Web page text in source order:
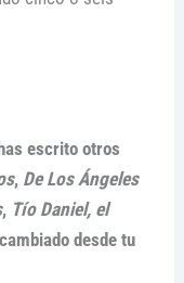
escrito otros
, De Los Ángeles
, Tío Daniel, el
desde tu